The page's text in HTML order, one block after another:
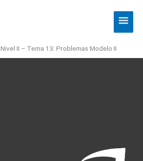
Main
Menu
Nivel II – Tema 13: Problemas Modelo II